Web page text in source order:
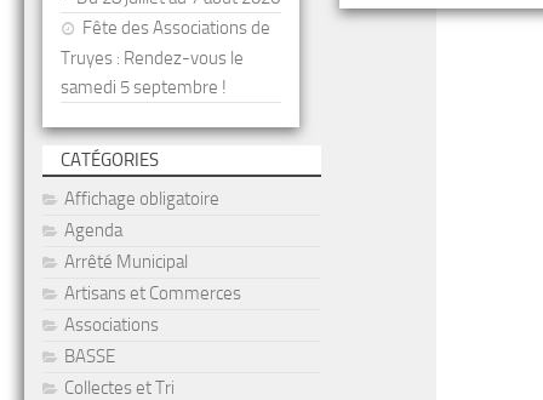
Fête des Associations de
Truyes : Rendez-vous le
samedi 5 septembre !
CATÉGORIES
Affichage obligatoire
Agenda
Arrêté Municipal
Artisans et Commerces
Associations
BASSE
Collectes et Tri